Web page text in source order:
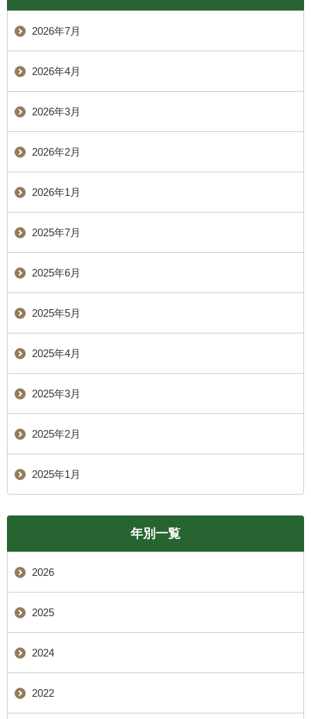
2026年7月
2026年4月
2026年3月
2026年2月
2026年1月
2025年7月
2025年6月
2025年5月
2025年4月
2025年3月
2025年2月
2025年1月
年別一覧
2026
2025
2024
2022